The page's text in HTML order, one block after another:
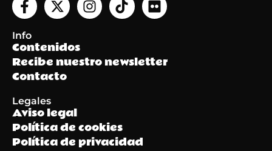
Info
Contenidos
Recibe nuestro newsletter
Contacto
Legales
Aviso legal
Política de cookies
Política de privacidad